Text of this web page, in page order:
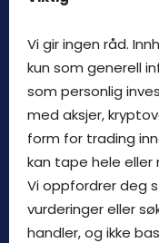
Vi gir ingen råd.
kun som generell
som personlig
med aksjer,
form for trading
kan tape hele
Vi oppfordrer deg
vurderinger eller
handler, og ikke